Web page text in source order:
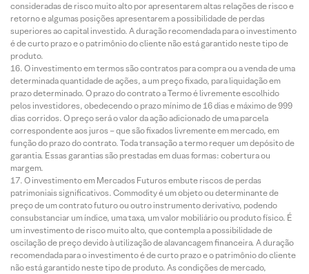
consideradas de risco muito alto por apresentarem altas relações de risco e
retorno e algumas posições apresentarem a possibilidade de perdas
superiores ao capital investido. A duração recomendada para o investimento
é de curto prazo e o patrimônio do cliente não está garantido neste tipo de
produto.
O investimento em termos são contratos para compra ou a venda de uma
determinada quantidade de ações, a um preço fixado, para liquidação em
prazo determinado. O prazo do contrato a Termo é livremente escolhido
pelos investidores, obedecendo o prazo mínimo de 16 dias e máximo de 999
dias corridos. O preço será o valor da ação adicionado de uma parcela
correspondente aos juros – que são fixados livremente em mercado, em
função do prazo do contrato. Toda transação a termo requer um depósito de
garantia. Essas garantias são prestadas em duas formas: cobertura ou
margem.
O investimento em Mercados Futuros embute riscos de perdas
patrimoniais significativos. Commodity é um objeto ou determinante de
preço de um contrato futuro ou outro instrumento derivativo, podendo
consubstanciar um índice, uma taxa, um valor mobiliário ou produto físico. É
um investimento de risco muito alto, que contempla a possibilidade de
oscilação de preço devido à utilização de alavancagem financeira. A duração
recomendada para o investimento é de curto prazo e o patrimônio do cliente
não está garantido neste tipo de produto. As condições de mercado,